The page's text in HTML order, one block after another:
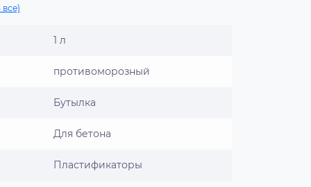
1 л
противоморозный
Бутылка
Для бетона
Пластификаторы